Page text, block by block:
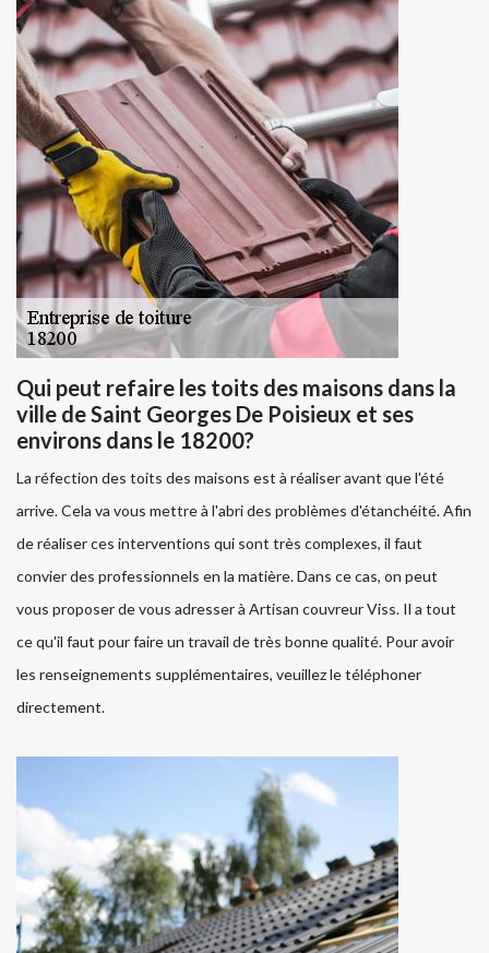
Qui peut refaire les toits des maisons dans la
ville de Saint Georges De Poisieux et ses
environs dans le 18200?
La réfection des toits des maisons est à réaliser avant que l'été
arrive. Cela va vous mettre à l'abri des problèmes d'étanchéité. Afin
de réaliser ces interventions qui sont très complexes, il faut
convier des professionnels en la matière. Dans ce cas, on peut
vous proposer de vous adresser à Artisan couvreur Viss. Il a tout
ce qu'il faut pour faire un travail de très bonne qualité. Pour avoir
les renseignements supplémentaires, veuillez le téléphoner
directement.